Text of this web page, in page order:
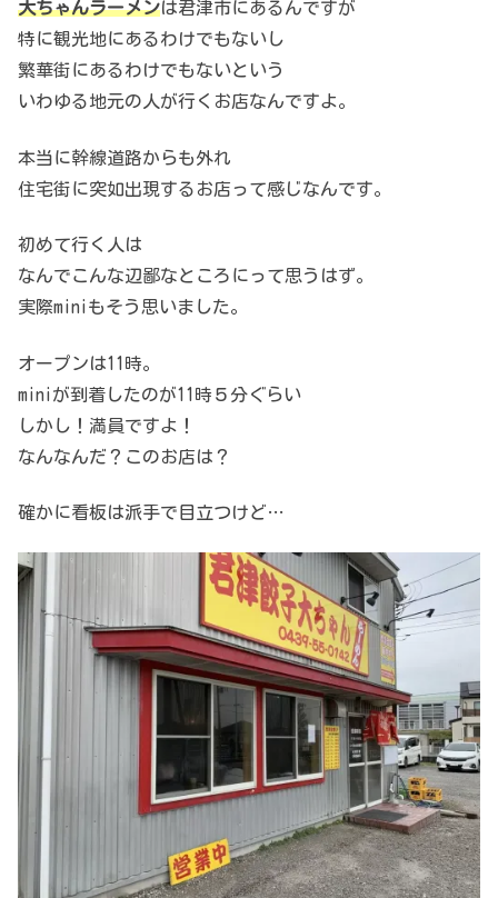
大ちゃんラーメンは君津市にあるんですが
特に観光地にあるわけでもないし
繁華街にあるわけでもないという
いわゆる地元の人が行くお店なんですよ。
本当に幹線道路からも外れ
住宅街に突如出現するお店って感じなんです。
初めて行く人は
なんでこんな辺鄙なところにって思うはず。
実際miniもそう思いました。
オープンは11時。
miniが到着したのが11時５分ぐらい
しかし！満員ですよ！
なんなんだ？このお店は？
確かに看板は派手で目立つけど…